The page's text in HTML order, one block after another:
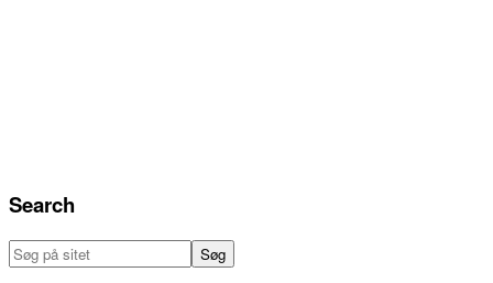
Search
Søg